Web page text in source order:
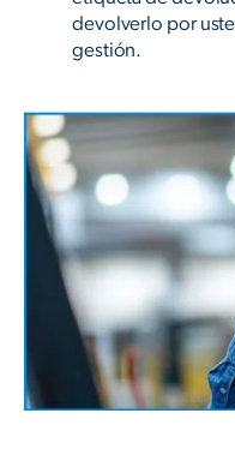
devolverlo por
gestión.